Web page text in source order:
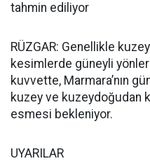
tahmin ediliyor
RÜZGAR: Genellikle
kesimlerde güneyli
kuvvette, Marmara’nın
kuzey ve kuzeydoğudan
esmesi bekleniyor.
UYARILAR